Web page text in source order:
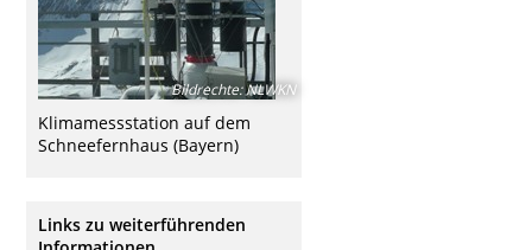
Bildrechte:NLWKN
Klimamessstation auf dem
Schneefernhaus (Bayern)
Links zu weiterführenden